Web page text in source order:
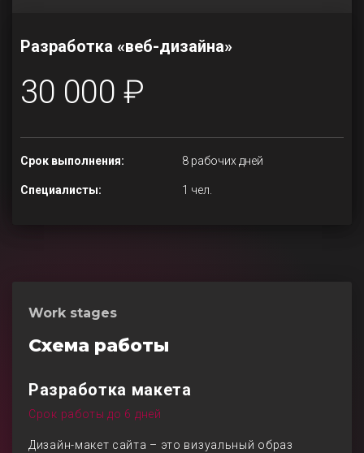
Разработка «веб-дизайна»
30 000 ₽
Срок выполнения: 8 рабочих дней
Специалисты: 1 чел.
Work stages
Схема работы
Разработка макета
Срок работы до 6 дней
Дизайн-макет сайта – это визуальный образ